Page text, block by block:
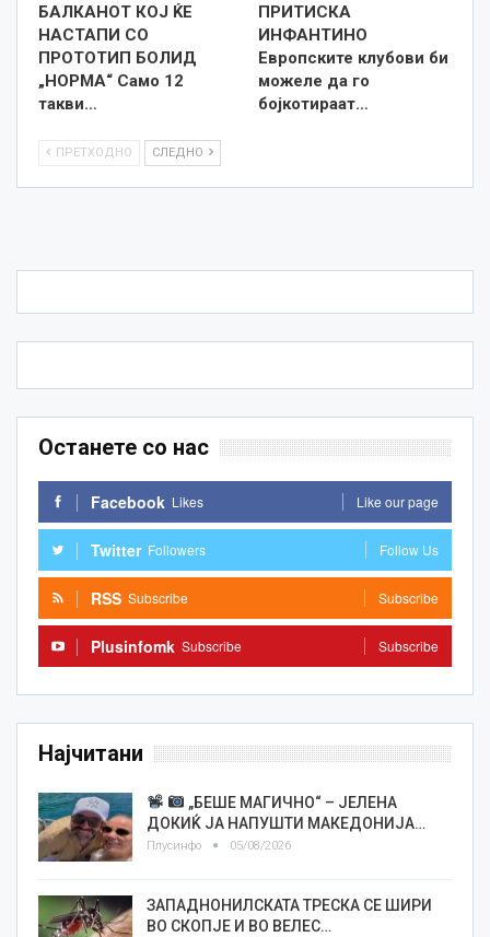
БАЛКАНОТ КОЈ ЌЕ
НАСТАПИ СО
ПРОТОТИП БОЛИД
„НОРМА“ Само 12
такви…
ПРИТИСКА
ИНФАНТИНО
Европските клубови би
можеле да го
бојкотираат…
ПРЕТХОДНО СЛЕДНО
Останете со нас
Facebook Likes Like our page
Twitter Followers Follow Us
RSS Subscribe Subscribe
Plusinfomk Subscribe Subscribe
Најчитани
„БЕШЕ МАГИЧНО“ – ЈЕЛЕНА
ДОКИЌ ЈА НАПУШТИ МАКЕДОНИЈА…
Плусинфо 05/08/2026
ЗАПАДНОНИЛСКАТА ТРЕСКА СЕ ШИРИ
ВО СКОПЈЕ И ВО ВЕЛЕС…